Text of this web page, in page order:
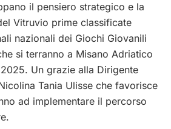
il pensiero strategico e la
Vitruvio prime classificate
nazionali dei Giochi Giovanili
si terranno a Misano Adriatico
Un grazie alla Dirigente
Tania Ulisse che favorisce
ad implementare il percorso